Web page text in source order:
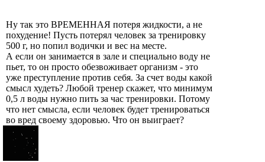
Ну так это ВРЕМЕННАЯ потеря жидкости, а не
похудение! Пусть потерял человек за тренировку
500 г, но попил водички и вес на месте.
А если он занимается в зале и специально воду не
пьет, то он просто обезвоживает организм - это
уже преступление против себя. За счет воды какой
смысл худеть? Любой тренер скажет, что минимум
0,5 л воды нужно пить за час тренировки. Потому
что нет смысла, если человек будет тренироваться
во вред своему здоровью. Что он выиграет?